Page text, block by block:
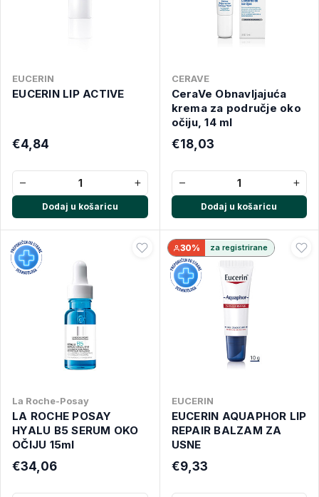
EUCERIN
EUCERIN LIP ACTIVE
€4,84
− +
Dodaj u košaricu
CERAVE
CeraVe Obnavljajuća
krema za područje oko
očiju, 14 ml
€18,03
− +
Dodaj u košaricu
La Roche-Posay
LA ROCHE POSAY
HYALU B5 SERUM OKO
OČIJU 15ml
€34,06
30% za registrirane
EUCERIN
EUCERIN AQUAPHOR LIP
REPAIR BALZAM ZA
USNE
€9,33